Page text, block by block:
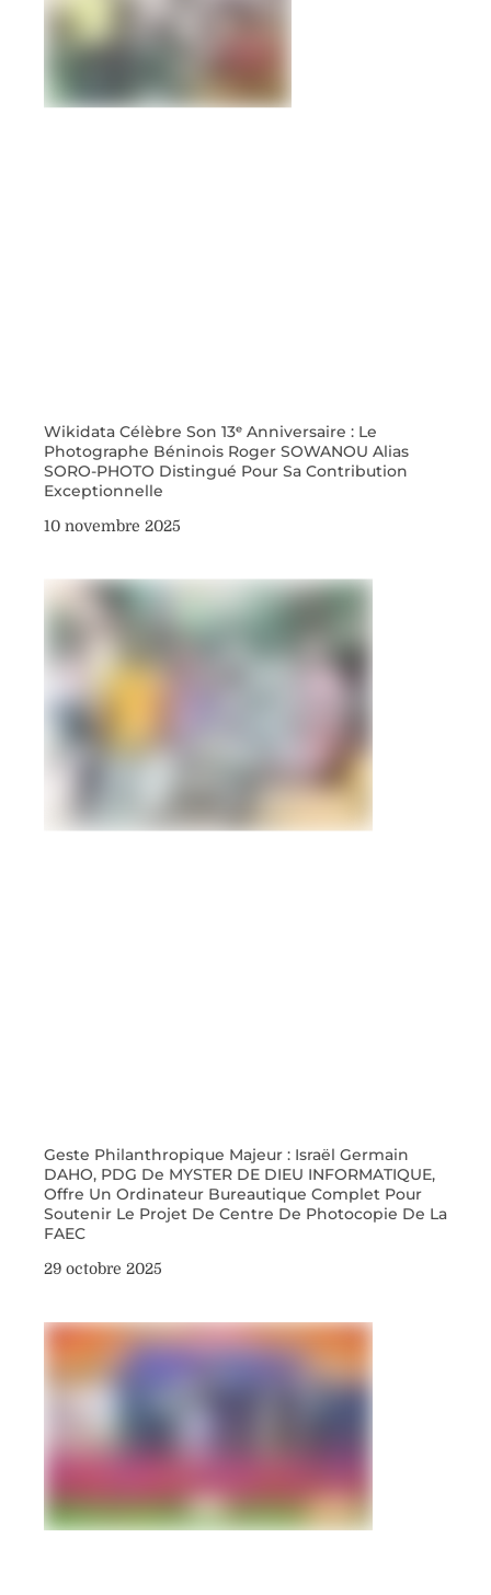
Wikidata Célèbre Son 13ᵉ Anniversaire : Le
Photographe Béninois Roger SOWANOU Alias
SORO-PHOTO Distingué Pour Sa Contribution
Exceptionnelle
10 novembre 2025
Geste Philanthropique Majeur : Israël Germain
DAHO, PDG De MYSTER DE DIEU INFORMATIQUE,
Offre Un Ordinateur Bureautique Complet Pour
Soutenir Le Projet De Centre De Photocopie De La
FAEC
29 octobre 2025